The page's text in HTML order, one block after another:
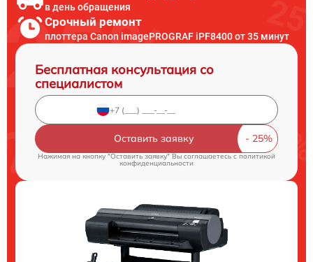
в день обращения
Срочный ремонт
плоттера Canon imagePROGRAF iPF8400 от 35 минут
Бесплатная консультация со
специалистом
Оставить заявку
Нажимая на кнопку "Оставить заявку" Вы соглашаетесь cполитикой
конфиденциальности